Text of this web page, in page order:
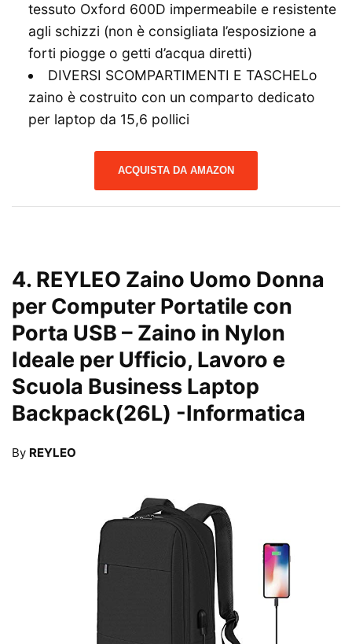
tessuto Oxford 600D impermeabile e resistente
agli schizzi (non è consigliata l’esposizione a
forti piogge o getti d’acqua diretti)
DIVERSI SCOMPARTIMENTI E TASCHELo
zaino è costruito con un comparto dedicato
per laptop da 15,6 pollici
ACQUISTA DA AMAZON
4. REYLEO Zaino Uomo Donna
per Computer Portatile con
Porta USB – Zaino in Nylon
Ideale per Ufficio, Lavoro e
Scuola Business Laptop
Backpack(26L) -Informatica
By REYLEO